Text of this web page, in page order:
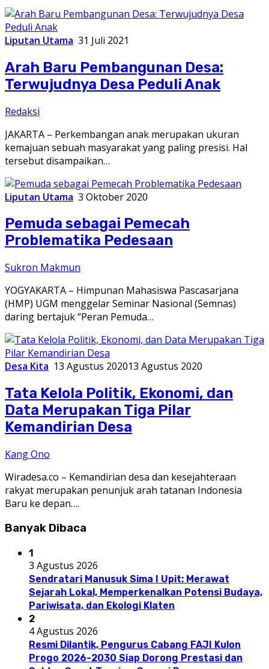
Liputan Utama 31 Juli 2021
Arah Baru Pembangunan Desa:
Terwujudnya Desa Peduli Anak
Redaksi
JAKARTA – Perkembangan anak merupakan ukuran
kemajuan sebuah masyarakat yang paling presisi. Hal
tersebut disampaikan…
Liputan Utama 3 Oktober 2020
Pemuda sebagai Pemecah
Problematika Pedesaan
Sukron Makmun
YOGYAKARTA – Himpunan Mahasiswa Pascasarjana
(HMP) UGM menggelar Seminar Nasional (Semnas)
daring bertajuk “Peran Pemuda…
Desa Kita 13 Agustus 202013 Agustus 2020
Tata Kelola Politik, Ekonomi, dan
Data Merupakan Tiga Pilar
Kemandirian Desa
Kang Ono
Wiradesa.co – Kemandirian desa dan kesejahteraan
rakyat merupakan penunjuk arah tatanan Indonesia
Baru ke depan….
Banyak Dibaca
1
3 Agustus 2026
Sendratari Manusuk Sima I Upit: Merawat
Sejarah Lokal, Memperkenalkan Potensi Budaya,
Pariwisata, dan Ekologi Klaten
2
4 Agustus 2026
Resmi Dilantik, Pengurus Cabang FAJI Kulon
Progo 2026-2030 Siap Dorong Prestasi dan